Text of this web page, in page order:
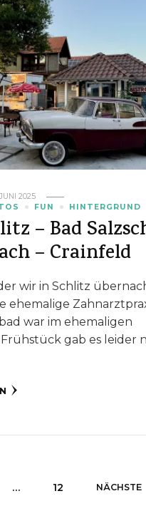
2025
FUN HINTERGRUND
– Bad
– Crainfeld
wir in Schlitz
ehemalige
war im ehemaligen
gab es leider
… SEITE
12 NÄCHSTE